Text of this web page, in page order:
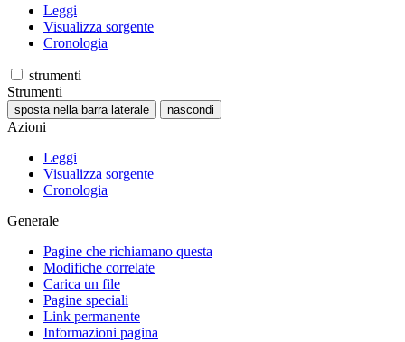
Leggi
Visualizza sorgente
Cronologia
strumenti
Strumenti
sposta nella barra laterale nascondi
Azioni
Leggi
Visualizza sorgente
Cronologia
Generale
Pagine che richiamano questa
Modifiche correlate
Carica un file
Pagine speciali
Link permanente
Informazioni pagina